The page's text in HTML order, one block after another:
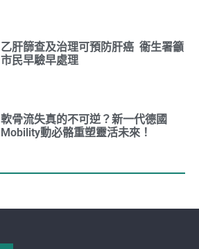
乙肝篩查及治理可預防肝癌 衞生署籲
市民早驗早處理
軟骨流失真的不可逆？新一代德國
Mobility動必骼重塑靈活未來！